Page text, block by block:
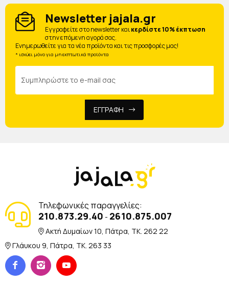
Newsletter jajala.gr
Eγγραφείτε στο newsletter καικερδίστε 10% έκπτωση
στην επόμενη αγορά σας.
Ενημερωθείτε για τα νέα προϊόντα και τις προσφορές μας!
* ισχύει μόνο για μη εκπτωτικά προϊόντα
ΕΓΓΡΑΦΗ
Τηλεφωνικές παραγγελίες:
210.873.29.40 - 2610.875.007
Ακτή Δυμαίων 10, Πάτρα, TK. 262 22
Γλάυκου 9, Πάτρα, TK. 263 33